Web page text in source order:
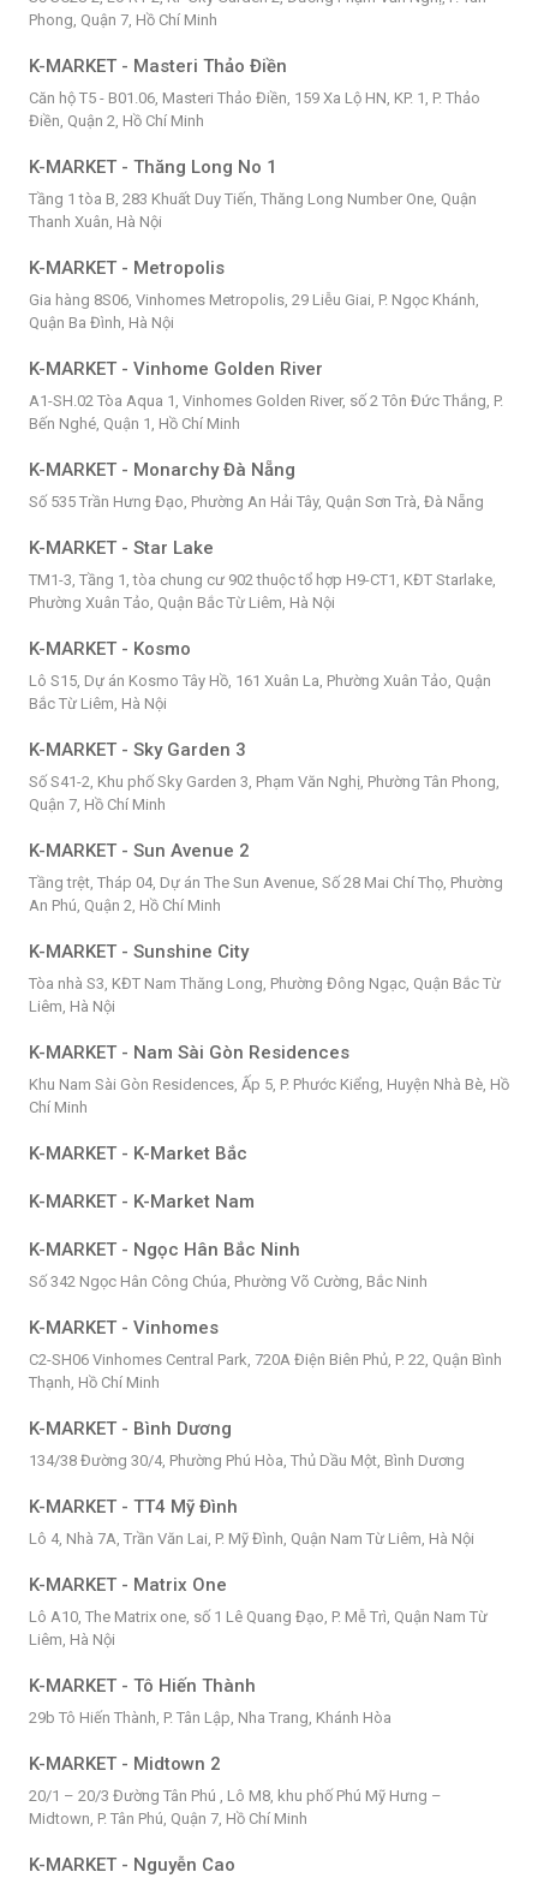
Phong, Quận 7, Hồ Chí Minh
K-MARKET - Masteri Thảo Điền
Căn hộ T5 - B01.06, Masteri Thảo Điền, 159 Xa Lộ HN, KP. 1, P. Thảo
Điền, Quận 2, Hồ Chí Minh
K-MARKET - Thăng Long No 1
Tầng 1 tòa B, 283 Khuất Duy Tiến, Thăng Long Number One, Quận
Thanh Xuân, Hà Nội
K-MARKET - Metropolis
Gia hàng 8S06, Vinhomes Metropolis, 29 Liễu Giai, P. Ngọc Khánh,
Quận Ba Đình, Hà Nội
K-MARKET - Vinhome Golden River
A1-SH.02 Tòa Aqua 1, Vinhomes Golden River, số 2 Tôn Đức Thắng, P.
Bến Nghé, Quận 1, Hồ Chí Minh
K-MARKET - Monarchy Đà Nẵng
Số 535 Trần Hưng Đạo, Phường An Hải Tây, Quận Sơn Trà, Đà Nẵng
K-MARKET - Star Lake
TM1-3, Tầng 1, tòa chung cư 902 thuộc tổ hợp H9-CT1, KĐT Starlake,
Phường Xuân Tảo, Quận Bắc Từ Liêm, Hà Nội
K-MARKET - Kosmo
Lô S15, Dự án Kosmo Tây Hồ, 161 Xuân La, Phường Xuân Tảo, Quận
Bắc Từ Liêm, Hà Nội
K-MARKET - Sky Garden 3
Số S41-2, Khu phố Sky Garden 3, Phạm Văn Nghị, Phường Tân Phong,
Quận 7, Hồ Chí Minh
K-MARKET - Sun Avenue 2
Tầng trệt, Tháp 04, Dự án The Sun Avenue, Số 28 Mai Chí Thọ, Phường
An Phú, Quận 2, Hồ Chí Minh
K-MARKET - Sunshine City
Tòa nhà S3, KĐT Nam Thăng Long, Phường Đông Ngạc, Quận Bắc Từ
Liêm, Hà Nội
K-MARKET - Nam Sài Gòn Residences
Khu Nam Sài Gòn Residences, Ấp 5, P. Phước Kiểng, Huyện Nhà Bè, Hồ
Chí Minh
K-MARKET - K-Market Bắc
K-MARKET - K-Market Nam
K-MARKET - Ngọc Hân Bắc Ninh
Số 342 Ngọc Hân Công Chúa, Phường Võ Cường, Bắc Ninh
K-MARKET - Vinhomes
C2-SH06 Vinhomes Central Park, 720A Điện Biên Phủ, P. 22, Quận Bình
Thạnh, Hồ Chí Minh
K-MARKET - Bình Dương
134/38 Đường 30/4, Phường Phú Hòa, Thủ Dầu Một, Bình Dương
K-MARKET - TT4 Mỹ Đình
Lô 4, Nhà 7A, Trần Văn Lai, P. Mỹ Đình, Quận Nam Từ Liêm, Hà Nội
K-MARKET - Matrix One
Lô A10, The Matrix one, số 1 Lê Quang Đạo, P. Mễ Trì, Quận Nam Từ
Liêm, Hà Nội
K-MARKET - Tô Hiến Thành
29b Tô Hiến Thành, P. Tân Lập, Nha Trang, Khánh Hòa
K-MARKET - Midtown 2
20/1 – 20/3 Đường Tân Phú , Lô M8, khu phố Phú Mỹ Hưng –
Midtown, P. Tân Phú, Quận 7, Hồ Chí Minh
K-MARKET - Nguyễn Cao